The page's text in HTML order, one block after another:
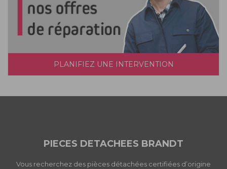
PLANIFIEZ UNE INTERVENTION
PIECES DETACHEES BRANDT
Vous recherchez des pièces détachées certifiées d’origine